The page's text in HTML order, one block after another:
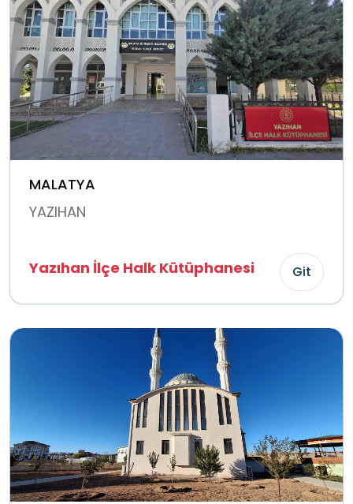
MALATYA
YAZIHAN
Yazıhan İlçe Halk Kütüphanesi Git